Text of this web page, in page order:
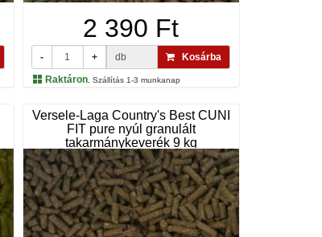
2 390 Ft
- + db
Kosárba
Raktáron, Szállítás 1-3 munkanap
Versele-Laga Country's Best CUNI
FIT pure nyúl granulált
takarmánykeverék 9 kg